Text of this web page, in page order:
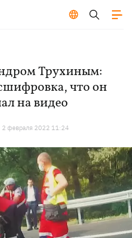
Трухиным:
что он
на видео
2 февраля 2022 11:24